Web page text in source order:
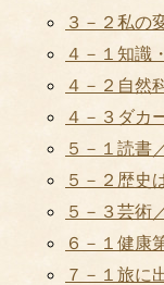
３－２私の
４－１知識
４－２自然
４－３ダカ
５－１読書
５－２歴史
５－３芸術
６－１健康
７－１旅に